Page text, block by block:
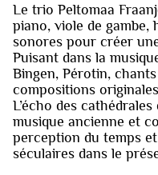
Le trio Peltomaa
piano, viole de gambe,
sonores pour créer
Puisant dans la
Bingen, Pérotin,
compositions
L’écho des
musique ancienne et
perception du temps
séculaires dans le